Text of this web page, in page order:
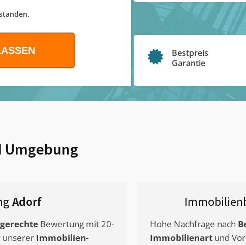
Bestpreis
Garantie
Adorf
Bewertung mit 20-
unserer Immobilien-
Hohe Nachfrage nach
Immobilienart und